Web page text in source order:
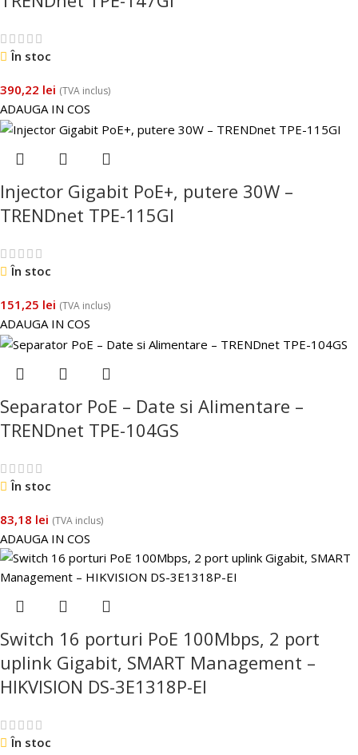
În stoc
390,22 lei (TVA inclus)
ADAUGA IN COS
Injector Gigabit PoE+, putere 30W –
TRENDnet TPE-115GI
În stoc
151,25 lei (TVA inclus)
ADAUGA IN COS
Separator PoE – Date si Alimentare –
TRENDnet TPE-104GS
În stoc
83,18 lei (TVA inclus)
ADAUGA IN COS
Switch 16 porturi PoE 100Mbps, 2 port
uplink Gigabit, SMART Management –
HIKVISION DS-3E1318P-EI
În stoc